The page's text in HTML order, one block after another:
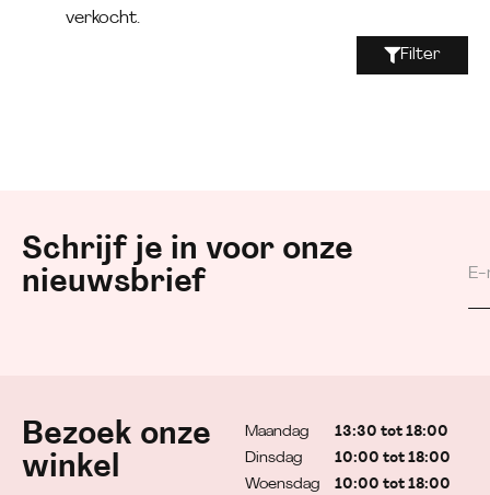
verkocht.
Filter
Schrijf je in voor onze
nieuwsbrief
Bezoek onze
winkel
Maandag
Dinsdag
Woensdag
13:30 tot 18:00
10:00 tot 18:00
10:00 tot 18:00